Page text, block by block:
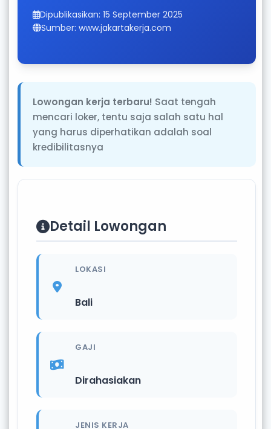
Dipublikasikan: 15 September 2025
Sumber: www.jakartakerja.com
Lowongan kerja terbaru! Saat tengah
mencari loker, tentu saja salah satu hal
yang harus diperhatikan adalah soal
kredibilitasnya
Detail Lowongan
LOKASI
Bali
GAJI
Dirahasiakan
JENIS KERJA